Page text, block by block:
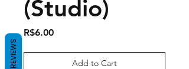
(Studio)
R$6.00Price
Add to Cart
REVIEWS